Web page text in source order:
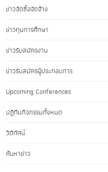
ข่าวจัดซื้อจัดจ้าง
ข่าวทุนการศึกษา
ข่าวรับสมัครงาน
ข่าวรับสมัครผู้ประกอบการ
Upcoming Conferences
ปฏิทินกิจกรรมทั้งหมด
วิดีทัศน์
ค้นหาข่าว